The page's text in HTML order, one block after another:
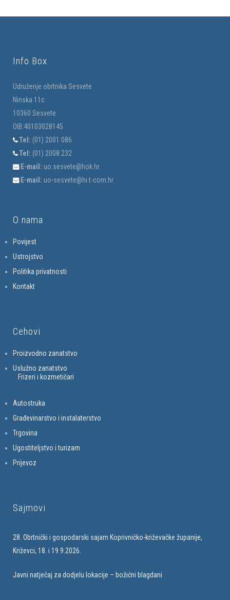
Info Box
Udruženje obrtnika Sesvete
Ninska 11c
10360 Sesvete
OIB:40103028145
Tel: (01) 2001 086
Tel: (01) 2008 232
E-mail: uo.sesvete@hok.hr
E-mail: uo-sesvete@hi.t-com.hr
O nama
Povijest
Ustrojstvo
Politika privatnosti
Kontakt
Cehovi
Proizvodno zanatstvo
Uslužno zanatstvo
Frizeri i kozmetičari
Autostruka
Građevinarstvo i instalaterstvo
Trgovina
Ugostiteljstvo i turizam
Prijevoz
Sajmovi
28. Obrtnički i gospodarski sajam Koprivničko-križevačke županije,
Križevci, 18. i 19.9.2026.
Javni natječaj za dodjelu lokacije – božićni blagdani